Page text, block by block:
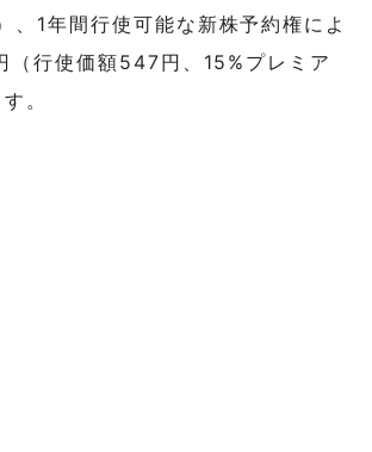
、1年間行使可能な新株予約権によ
（行使価額547円、15%プレミア
。